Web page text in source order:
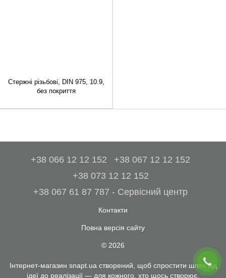
Стержні різьбові, DIN 975, 10.9,
без покриття
+38 066 12 12 152
+38 067 12 12 152
+38 073 12 12 152
+38 067 61 87 787 - Сервісний центр
Контакти
Повна версія сайту
© 2026
Інтернет-магазин snapt.ua створений, щоб спростити шлях від
ідеї до реалізації — для кожного, хто щось створює.